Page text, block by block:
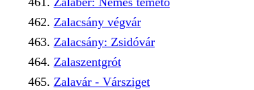
Zalacsány végvár
Zalacsány: Zsidóvár
Zalaszentgrót
Zalavár - Vársziget